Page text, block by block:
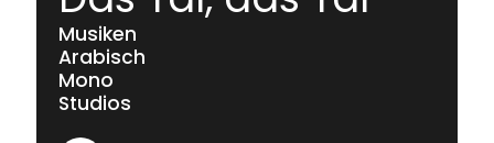
Musiken
Arabisch
Mono
Studios